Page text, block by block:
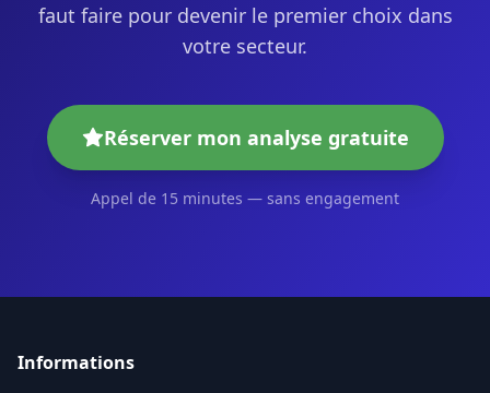
faut faire pour devenir le premier choix dans
votre secteur.
Réserver mon analyse gratuite
Appel de 15 minutes — sans engagement
Informations